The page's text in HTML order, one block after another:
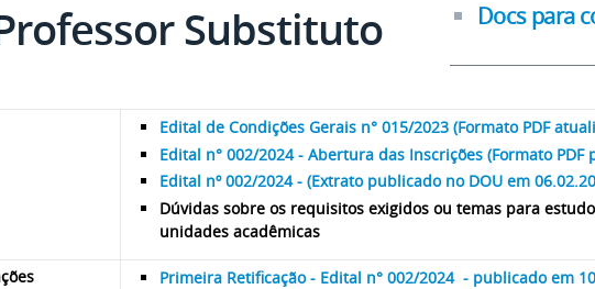
Docs para
Substituto
Edital de Condições Gerais n° 015/2023 (Formato PDF
Edital n° 002/2024 - Abertura das Inscrições (Formato PDF
Edital nº 002/2024 - (Extrato publicado no DOU em
Dúvidas sobre os requisitos exigidos ou temas para
unidades acadêmicas
Primeira Retificação - Edital n° 002/2024 - publicado em